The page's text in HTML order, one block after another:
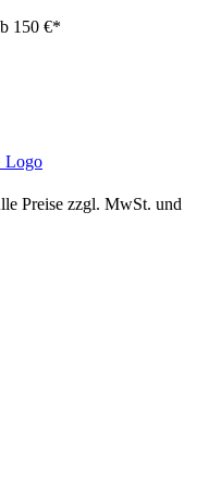
150 €*
Preise zzgl. MwSt. und